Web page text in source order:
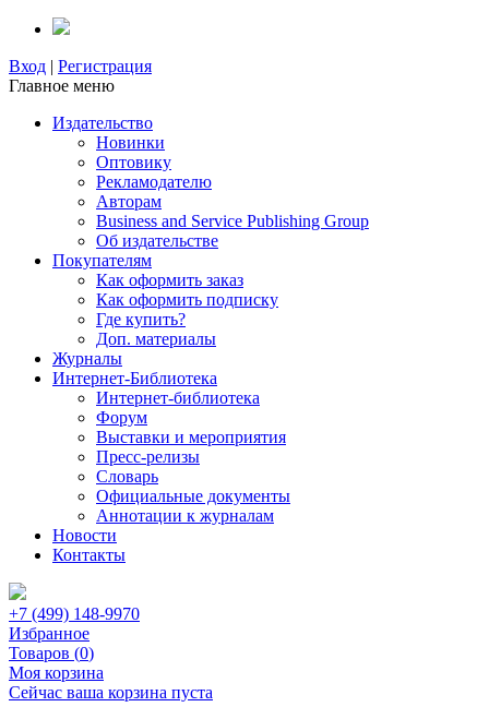
Вход | Регистрация
Главное меню
Издательство
Новинки
Оптовику
Рекламодателю
Авторам
Business and Service Publishing Group
Об издательстве
Покупателям
Как оформить заказ
Как оформить подписку
Где купить?
Доп. материалы
Журналы
Интернет-Библиотека
Интернет-библиотека
Форум
Выставки и мероприятия
Пресс-релизы
Словарь
Официальные документы
Аннотации к журналам
Новости
Контакты
+7 (499) 148-9970
Избранное
Товаров (0)
Моя корзина
Сейчас ваша корзина пуста